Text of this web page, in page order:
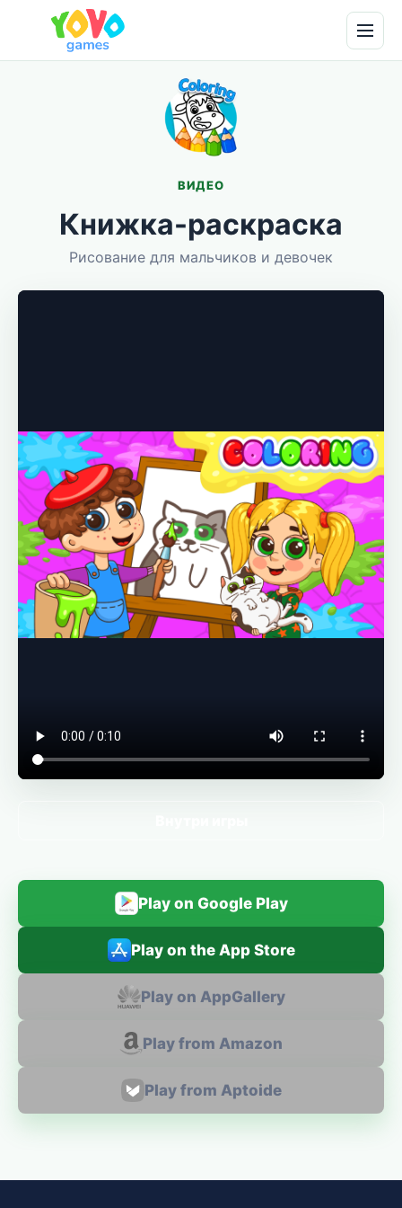
ВИДЕО
Книжка-раскраска
Рисование для мальчиков и девочек
Play on Google Play
Play on the App Store
Play on AppGallery
Play from Amazon
Play from Aptoide